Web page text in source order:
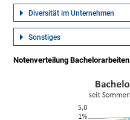
Diversität im Unternehmen
Sonstiges
Notenverteilung Bachelorarbeiten